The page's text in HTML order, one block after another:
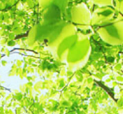
trending_flat
trending_flat
trending_flat
trending_flat